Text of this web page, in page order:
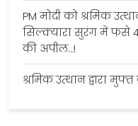
PM मोदी को श्रमिक
सिल्क्यारा सुरंग में फसे 41
की अपील…!
श्रमिक उत्थान द्वारा